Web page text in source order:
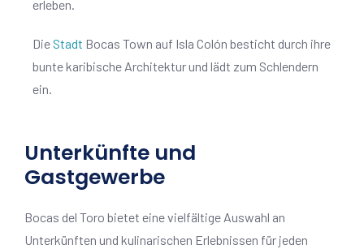
erleben.
Die Stadt Bocas Town auf Isla Colón besticht durch ihre
bunte karibische Architektur und lädt zum Schlendern
ein.
Unterkünfte und
Gastgewerbe
Bocas del Toro bietet eine vielfältige Auswahl an
Unterkünften und kulinarischen Erlebnissen für jeden